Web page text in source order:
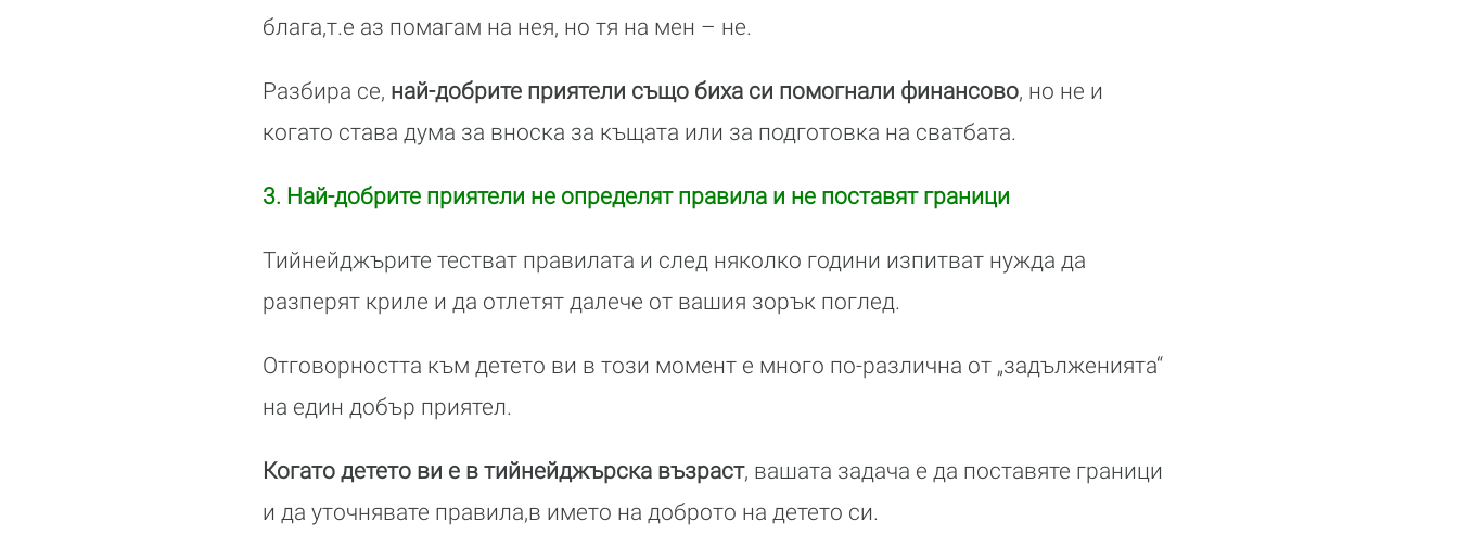
блага,т.е аз помагам на нея, но тя на мен – не.
Разбира се, най-добрите приятели също биха си помогнали финансово, но не и
когато става дума за вноска за къщата или за подготовка на сватбата.
3. Най-добрите приятели не определят правила и не поставят граници
Тийнейджърите тестват правилата и след няколко години изпитват нужда да
разперят криле и да отлетят далече от вашия зорък поглед.
Отговорността към детето ви в този момент е много по-различна от „задълженията“
на един добър приятел.
Когато детето ви е в тийнейджърска възраст, вашата задача е да поставяте граници
и да уточнявате правила,в името на доброто на детето си.